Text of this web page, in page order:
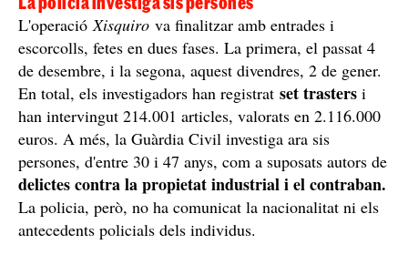
L'operacióXisquiro va finalitzar amb entrades i
escorcolls, fetes en dues fases. La primera, el passat 4
de desembre, i la segona, aquest divendres, 2 de gener.
En total, els investigadors han registrat set trasters i
han intervingut 214.001 articles, valorats en 2.116.000
euros. A més, la Guàrdia Civil investiga ara sis
persones, d'entre 30 i 47 anys, com a suposats autors de
delictes contra la propietat industrial i el contraban.
La policia, però, no ha comunicat la nacionalitat ni els
antecedents policials dels individus.